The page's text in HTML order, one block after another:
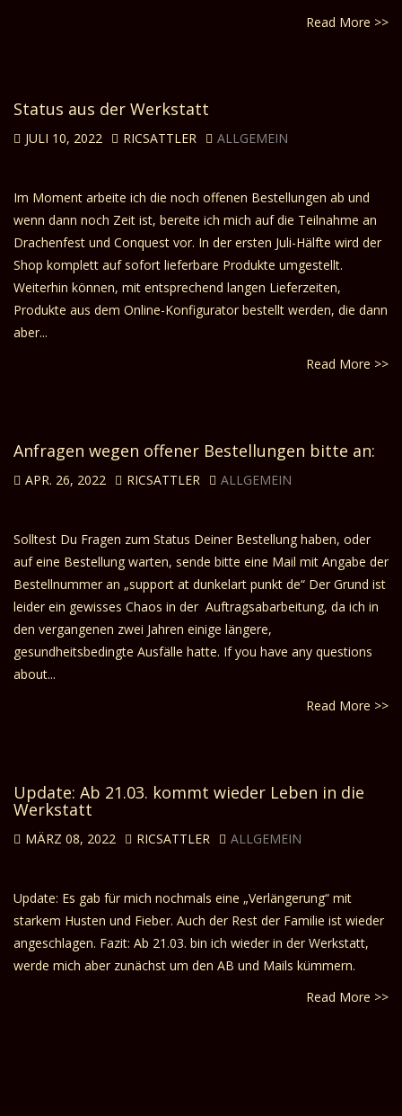
Read More >>
Status aus der Werkstatt
JULI 10, 2022 RICSATTLER ALLGEMEIN
Im Moment arbeite ich die noch offenen Bestellungen ab und
wenn dann noch Zeit ist, bereite ich mich auf die Teilnahme an
Drachenfest und Conquest vor. In der ersten Juli-Hälfte wird der
Shop komplett auf sofort lieferbare Produkte umgestellt.
Weiterhin können, mit entsprechend langen Lieferzeiten,
Produkte aus dem Online-Konfigurator bestellt werden, die dann
aber...
Read More >>
Anfragen wegen offener Bestellungen bitte an:
APR. 26, 2022 RICSATTLER ALLGEMEIN
Solltest Du Fragen zum Status Deiner Bestellung haben, oder
auf eine Bestellung warten, sende bitte eine Mail mit Angabe der
Bestellnummer an „support at dunkelart punkt de“ Der Grund ist
leider ein gewisses Chaos in der Auftragsabarbeitung, da ich in
den vergangenen zwei Jahren einige längere,
gesundheitsbedingte Ausfälle hatte. If you have any questions
about...
Read More >>
Update: Ab 21.03. kommt wieder Leben in die
Werkstatt
MÄRZ 08, 2022 RICSATTLER ALLGEMEIN
Update: Es gab für mich nochmals eine „Verlängerung“ mit
starkem Husten und Fieber. Auch der Rest der Familie ist wieder
angeschlagen. Fazit: Ab 21.03. bin ich wieder in der Werkstatt,
werde mich aber zunächst um den AB und Mails kümmern.
Read More >>